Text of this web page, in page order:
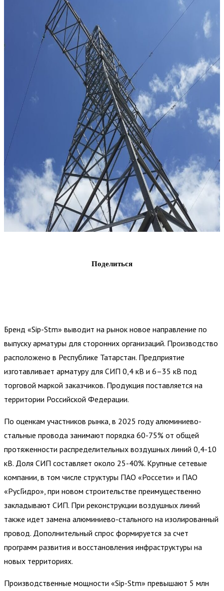
Поделиться
Бренд «Sip-Stm» выводит на рынок новое направление по
выпуску арматуры для сторонних организаций. Производство
расположено в Республике Татарстан. Предприятие
изготавливает арматуру для СИП 0,4 кВ и 6–35 кВ под
торговой маркой заказчиков. Продукция поставляется на
территории Российской Федерации.
По оценкам участников рынка, в 2025 году алюминиево-
стальные провода занимают порядка 60-75% от общей
протяженности распределительных воздушных линий 0,4-10
кВ. Доля СИП составляет около 25-40%. Крупные сетевые
компании, в том числе структуры ПАО «Россети» и ПАО
«РусГидро», при новом строительстве преимущественно
закладывают СИП. При реконструкции воздушных линий
также идет замена алюминиево-стального на изолированный
провод. Дополнительный спрос формируется за счет
программ развития и восстановления инфраструктуры на
новых территориях.
Производственные мощности «Sip-Stm» превышают 5 млн